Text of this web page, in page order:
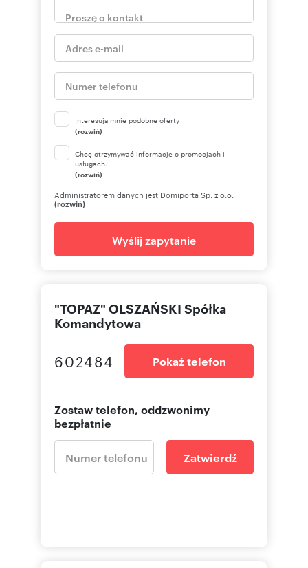
Interesują mnie podobne oferty
(rozwiń)
Chcę otrzymywać informacje o promocjach i
usługach.
(rozwiń)
Administratorem danych jest Domiporta Sp. z o.o.
(rozwiń)
Wyślij zapytanie
"TOPAZ" OLSZAŃSKI Spółka
Komandytowa
602484 Pokaż telefon
Zostaw telefon, oddzwonimy
bezpłatnie
Zatwierdź